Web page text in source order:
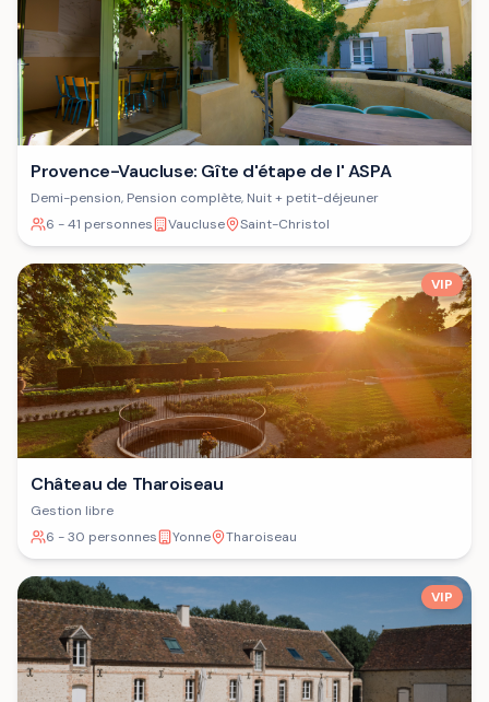
Provence-Vaucluse: Gîte d'étape de l' ASPA
Demi-pension, Pension complète, Nuit + petit-déjeuner
6 - 41 personnes
Vaucluse Saint-Christol
VIP
Château de Tharoiseau
Gestion libre
6 - 30 personnes
Yonne Tharoiseau
VIP